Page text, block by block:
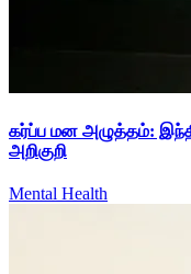
கர்ப்ப மன அழுத்தம்:
அறிகுறி
Mental Health